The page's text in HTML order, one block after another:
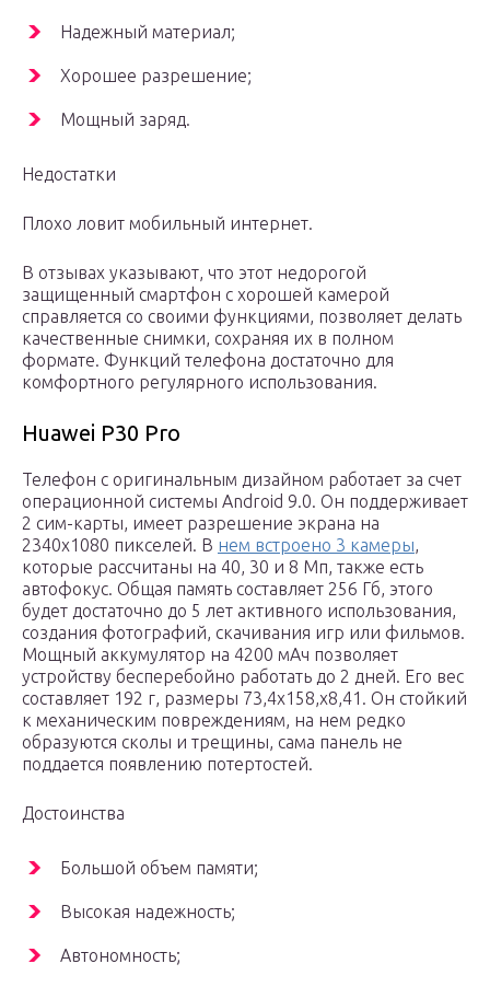
Надежный материал;
Хорошее разрешение;
Мощный заряд.
Недостатки
Плохо ловит мобильный интернет.
В отзывах указывают, что этот недорогой
защищенный смартфон с хорошей камерой
справляется со своими функциями, позволяет делать
качественные снимки, сохраняя их в полном
формате. Функций телефона достаточно для
комфортного регулярного использования.
Huawei P30 Pro
Телефон с оригинальным дизайном работает за счет
операционной системы Android 9.0. Он поддерживает
2 сим-карты, имеет разрешение экрана на
2340х1080 пикселей. В нем встроено 3 камеры,
которые рассчитаны на 40, 30 и 8 Мп, также есть
автофокус. Общая память составляет 256 Гб, этого
будет достаточно до 5 лет активного использования,
создания фотографий, скачивания игр или фильмов.
Мощный аккумулятор на 4200 мАч позволяет
устройству бесперебойно работать до 2 дней. Его вес
составляет 192 г, размеры 73,4х158,х8,41. Он стойкий
к механическим повреждениям, на нем редко
образуются сколы и трещины, сама панель не
поддается появлению потертостей.
Достоинства
Большой объем памяти;
Высокая надежность;
Автономность;